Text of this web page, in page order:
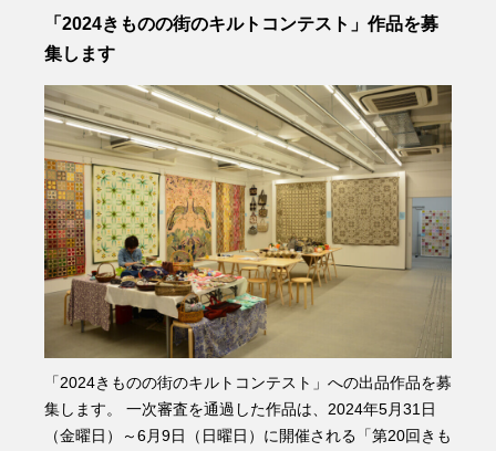
「2024きものの街のキルトコンテスト」作品を募
集します
「2024きものの街のキルトコンテスト」への出品作品を募
集します。 一次審査を通過した作品は、2024年5月31日
（金曜日）～6月9日（日曜日）に開催される「第20回きも